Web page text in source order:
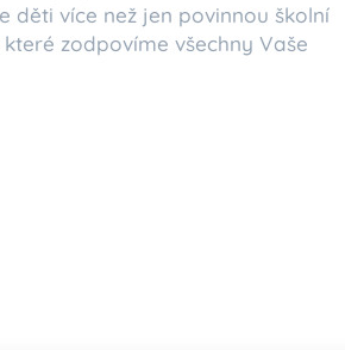
děti více než jen povinnou školní
zodpovíme všechny Vaše